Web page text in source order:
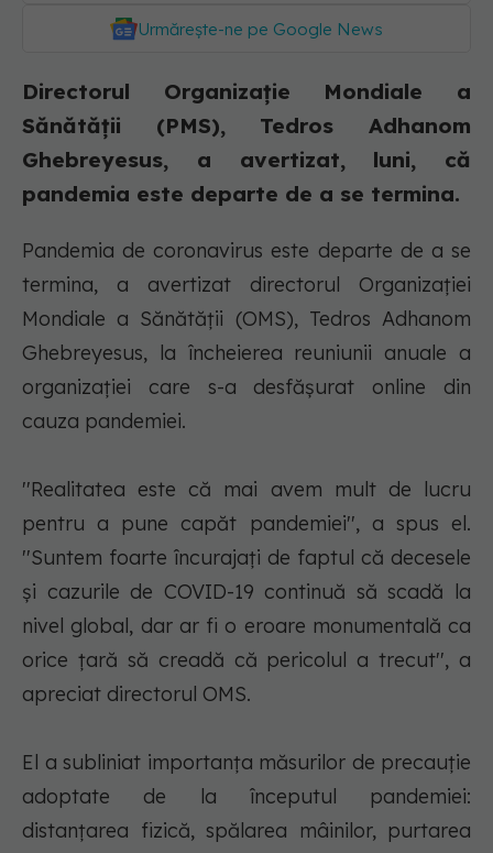
Urmărește-ne pe Google News
Directorul Organizație Mondiale a
Sănătății (PMS), Tedros Adhanom
Ghebreyesus, a avertizat, luni, că
pandemia este departe de a se termina.
Pandemia de coronavirus este departe de a se
termina, a avertizat directorul Organizaţiei
Mondiale a Sănătăţii (OMS), Tedros Adhanom
Ghebreyesus, la încheierea reuniunii anuale a
organizaţiei care s-a desfăşurat online din
cauza pandemiei.
''Realitatea este că mai avem mult de lucru
pentru a pune capăt pandemiei'', a spus el.
''Suntem foarte încurajaţi de faptul că decesele
şi cazurile de COVID-19 continuă să scadă la
nivel global, dar ar fi o eroare monumentală ca
orice ţară să creadă că pericolul a trecut'', a
apreciat directorul OMS.
El a subliniat importanţa măsurilor de precauţie
adoptate de la începutul pandemiei:
distanţarea fizică, spălarea mâinilor, purtarea